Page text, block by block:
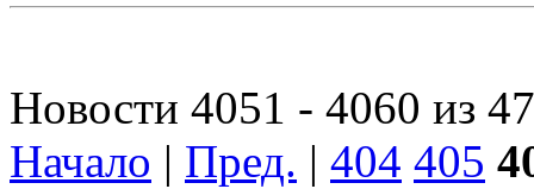
Новости 4051 - 4060 из
Начало | Пред. | 404 405